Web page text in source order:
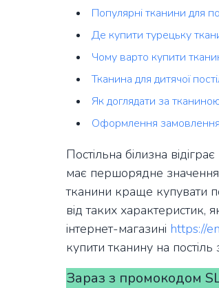
Популярні тканини для
Де купити турецьку
Чому варто купити
Тканина для дитячої
Як доглядати за
Оформлення замовлення
Постільна білизна
має першорядне значення.
тканини краще купувати
від таких характеристик,
інтернет-магазині https://
купити тканину на
Зараз з промокодом